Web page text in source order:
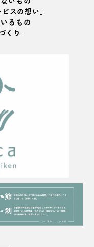
スの想い」
るもの
くり」